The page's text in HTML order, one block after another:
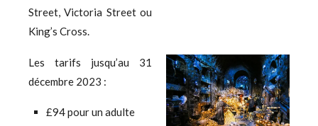
Street, Victoria Street ou
King’s Cross.
Les tarifs jusqu’au 31
décembre 2023 :
£94 pour un adulte